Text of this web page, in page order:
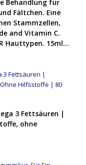
Behandlung für
Fältchen. Eine
Stammzellen,
and Vitamin C.
Hauttypen. 15ml…
3 Fettsäuren |
ohne